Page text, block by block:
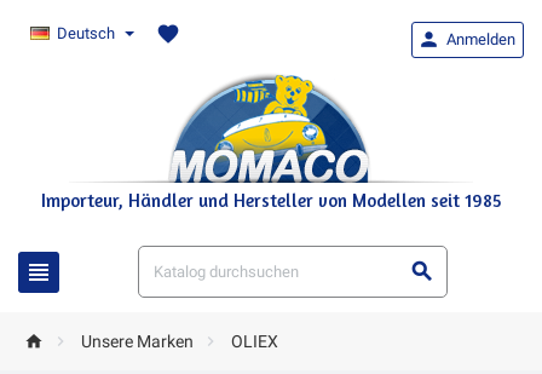
Deutsch favorite
Importeur, Händler und Hersteller von Modellen seit 1985
 
 Anmelden
  Unsere Marken  OLIEX